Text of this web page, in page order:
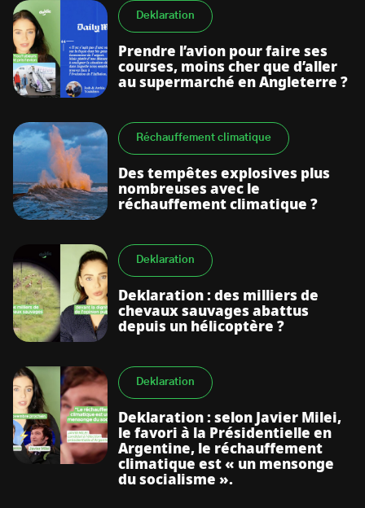
Deklaration
Prendre l’avion pour faire ses
courses, moins cher que d’aller
au supermarché en Angleterre ?
Réchauffement climatique
Des tempêtes explosives plus
nombreuses avec le
réchauffement climatique ?
Deklaration
Deklaration : des milliers de
chevaux sauvages abattus
depuis un hélicoptère ?
Deklaration
Deklaration : selon Javier Milei,
le favori à la Présidentielle en
Argentine, le réchauffement
climatique est « un mensonge
du socialisme ».